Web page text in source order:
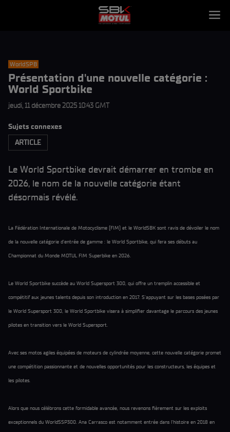
WorldSPB
Présentation d'une nouvelle catégorie :
World Sportbike
jeudi, 11 décembre 2025 10:43 GMT
Sujets connexes
ARTICLE
Le World Sportbike devrait démarrer en trombe en
2026, le nom de la nouvelle catégorie étant
désormais révélé.
La Fédération Internationale de Motocyclisme (FIM) et le WorldSBK sont ravis de dévoiler le nom
de la nouvelle catégorie d'entrée de gamme : le World Sportbike, qui fera ses débuts au
Championnat du Monde MOTUL FIM Superbike en 2026.
Le World Sportbike succède au World Supersport 300, qui offre un tremplin accessible et
compétitif aux jeunes talents depuis son introduction en 2017. S'appuyant sur les bases posées par
le World Supersport 300, le World Sportbike visera à simplifier davantage le parcours des jeunes
pilotes en transition vers le World Supersport.
Avec ses motos agiles équipées de moteurs de cylindrée moyenne, cette nouvelle catégorie promet
une compétition passionnante et de nouvelles opportunités pour les constructeurs, les équipes et
les pilotes.
Alors que nous célébrons cette formidable avancée, nous revenons fièrement sur les exploits
exceptionnels du WorldSSP300. Ana Carrasco est notamment entrée dans l'histoire en 2018 en